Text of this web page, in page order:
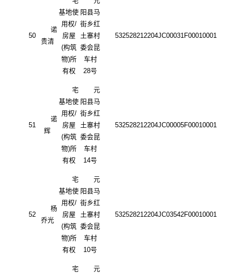
50
诺
贵清
基地使
用权/
房屋
(构筑
物)所
有权
阳县马
街乡红
土寨村
委会昆
车村
28号
532528212204JC00031F00010001
51
诺
辉
宅
基地使
用权/
房屋
(构筑
物)所
有权
元
阳县马
街乡红
土寨村
委会昆
车村
14号
532528212204JC00005F00010001
52
杨
乔光
宅
基地使
用权/
房屋
(构筑
物)所
有权
元
阳县马
街乡红
土寨村
委会昆
车村
10号
532528212204JC03542F00010001
宅
元